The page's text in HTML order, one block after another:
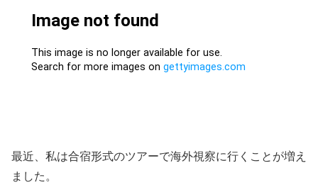
最近、私は合宿形式のツアーで海外視察に行くことが増え
ました。